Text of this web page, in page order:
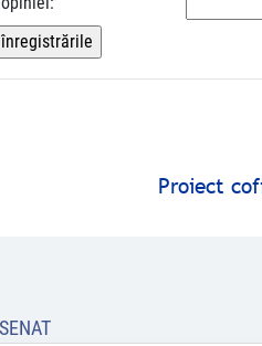
Proiect